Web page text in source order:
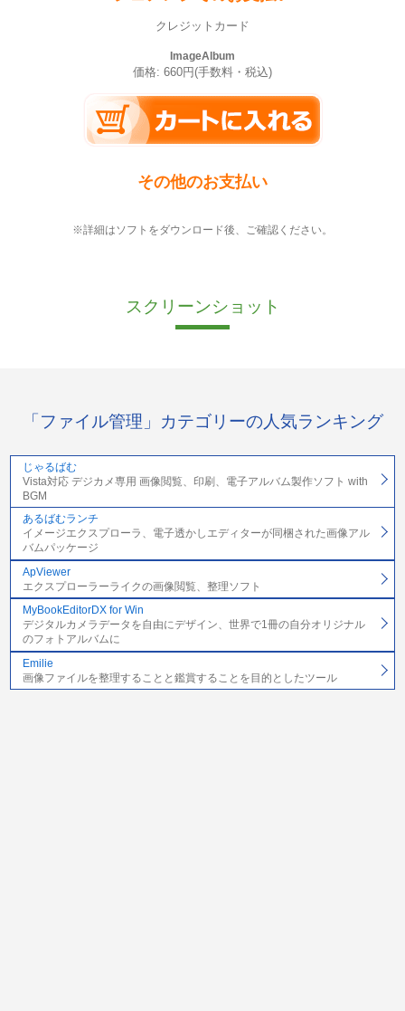
クレジットカード
ImageAlbum
価格: 660円(手数料・税込)
その他のお支払い
※詳細はソフトをダウンロード後、ご確認ください。
スクリーンショット
「ファイル管理」カテゴリーの人気ランキング
じゃるばむ
Vista対応 デジカメ専用 画像閲覧、印刷、電子アルバム製作ソフト with
BGM
あるばむランチ
イメージエクスプローラ、電子透かしエディターが同梱された画像アル
バムパッケージ
ApViewer
エクスプローラーライクの画像閲覧、整理ソフト
MyBookEditorDX for Win
デジタルカメラデータを自由にデザイン、世界で1冊の自分オリジナル
のフォトアルバムに
Emilie
画像ファイルを整理することと鑑賞することを目的としたツール